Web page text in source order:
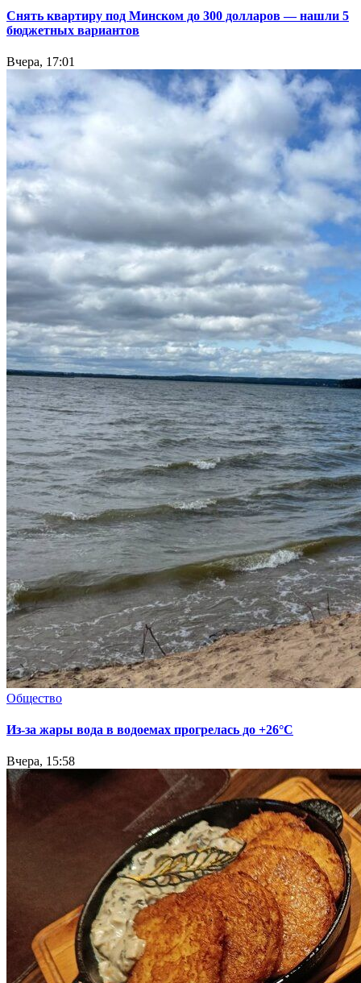
Снять квартиру под Минском до 300 долларов — нашли 5
бюджетных вариантов
Вчера, 17:01
Общество
Из-за жары вода в водоемах прогрелась до +26°C
Вчера, 15:58